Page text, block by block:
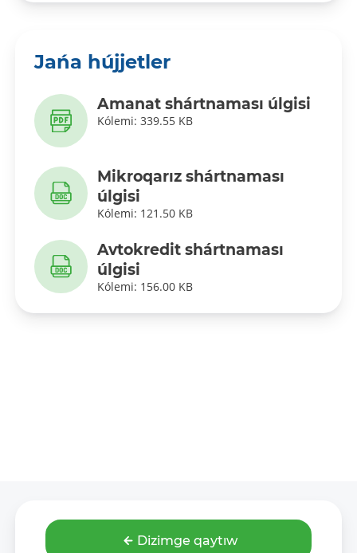
Jańa hújjetler
Amanat shártnaması úlgisi
Kólemi: 339.55 KB
Mikroqarız shártnaması
úlgisi
Kólemi: 121.50 KB
Avtokredit shártnaması
úlgisi
Kólemi: 156.00 KB
Dizimge qaytıw